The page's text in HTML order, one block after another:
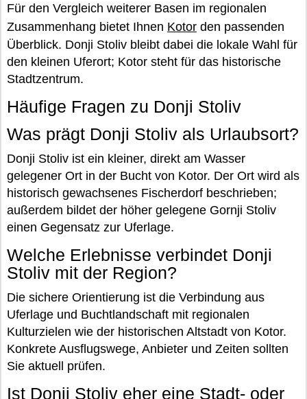
Für den Vergleich weiterer Basen im regionalen
Zusammenhang bietet Ihnen Kotor den passenden
Überblick. Donji Stoliv bleibt dabei die lokale Wahl für
den kleinen Uferort; Kotor steht für das historische
Stadtzentrum.
Häufige Fragen zu Donji Stoliv
Was prägt Donji Stoliv als Urlaubsort?
Donji Stoliv ist ein kleiner, direkt am Wasser
gelegener Ort in der Bucht von Kotor. Der Ort wird als
historisch gewachsenes Fischerdorf beschrieben;
außerdem bildet der höher gelegene Gornji Stoliv
einen Gegensatz zur Uferlage.
Welche Erlebnisse verbindet Donji
Stoliv mit der Region?
Die sichere Orientierung ist die Verbindung aus
Uferlage und Buchtlandschaft mit regionalen
Kulturzielen wie der historischen Altstadt von Kotor.
Konkrete Ausflugswege, Anbieter und Zeiten sollten
Sie aktuell prüfen.
Ist Donji Stoliv eher eine Stadt- oder